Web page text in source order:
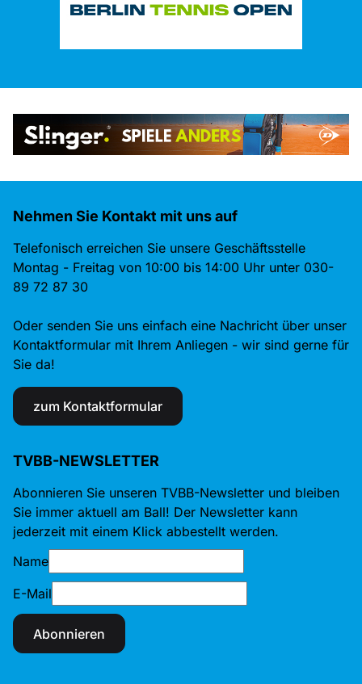
Nehmen Sie Kontakt mit uns auf
Telefonisch erreichen Sie unsere Geschäftsstelle
Montag - Freitag von 10:00 bis 14:00 Uhr unter 030-
89 72 87 30
Oder senden Sie uns einfach eine Nachricht über unser
Kontaktformular mit Ihrem Anliegen - wir sind gerne für
Sie da!
zum Kontaktformular
TVBB-NEWSLETTER
Abonnieren Sie unseren TVBB-Newsletter und bleiben
Sie immer aktuell am Ball! Der Newsletter kann
jederzeit mit einem Klick abbestellt werden.
Name
E-Mail
Abonnieren